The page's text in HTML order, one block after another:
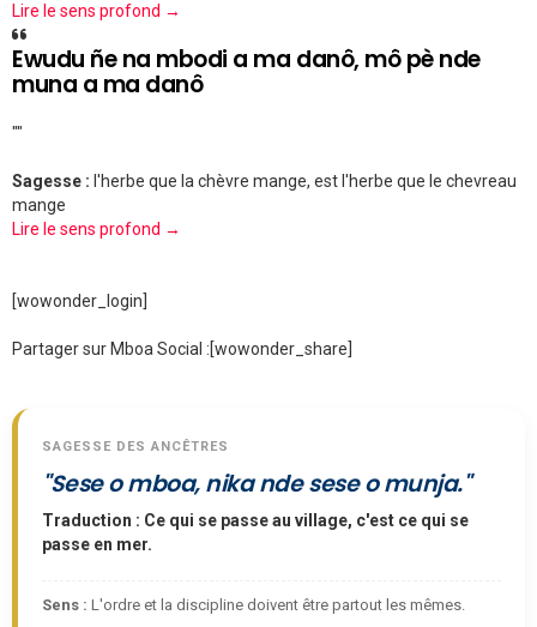
Lire le sens profond →
Ewudu ñe na mbodi a ma danô, mô pè nde
muna a ma danô
""
Sagesse : l'herbe que la chèvre mange, est l'herbe que le chevreau
mange
Lire le sens profond →
[wowonder_login]
Partager sur Mboa Social :[wowonder_share]
SAGESSE DES ANCÊTRES
"Sese o mboa, nika nde sese o munja."
Traduction : Ce qui se passe au village, c'est ce qui se
passe en mer.
Sens : L'ordre et la discipline doivent être partout les mêmes.